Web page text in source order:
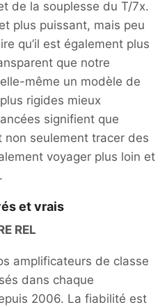
de la souplesse du T/7x.
plus puissant, mais peu
qu’il est également plus
que notre
même un modèle de
rigides mieux
signifient que
seulement tracer des
voyager plus loin et
et vrais
REL
amplificateurs de classe
dans chaque
2006. La fiabilité est